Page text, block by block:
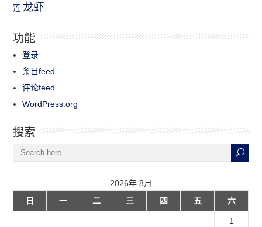
莲 龙虾
功能
登录
条目feed
评论feed
WordPress.org
搜索
2026年 8月
日
一 二 三 四 五 六
1